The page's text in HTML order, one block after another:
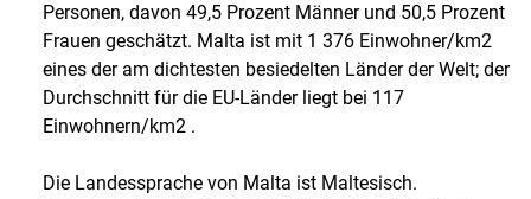
Personen, davon 49,5 Prozent Männer und 50,5 Prozent
Frauen geschätzt. Malta ist mit 1 376 Einwohner/km2
eines der am dichtesten besiedelten Länder der Welt; der
Durchschnitt für die EU-Länder liegt bei 117
Einwohnern/km2 .
Die Landessprache von Malta ist Maltesisch.